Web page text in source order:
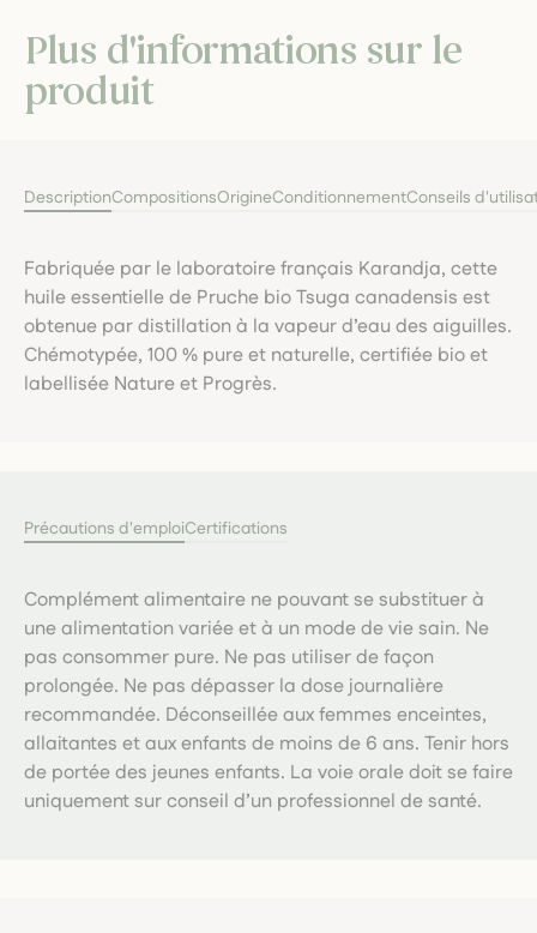
Plus d'informations sur le
produit
DescriptionCompositionsOrigineConditionnementConseils
Fabriquée par le laboratoire français Karandja, cette
huile essentielle de Pruche bio Tsuga canadensis est
obtenue par distillation à la vapeur d’eau des aiguilles.
Chémotypée, 100 % pure et naturelle, certifiée bio et
labellisée Nature et Progrès.
Précautions d'emploiCertifications
Complément alimentaire ne pouvant se substituer à
une alimentation variée et à un mode de vie sain. Ne
pas consommer pure. Ne pas utiliser de façon
prolongée. Ne pas dépasser la dose journalière
recommandée. Déconseillée aux femmes enceintes,
allaitantes et aux enfants de moins de 6 ans. Tenir hors
de portée des jeunes enfants. La voie orale doit se faire
uniquement sur conseil d’un professionnel de santé.